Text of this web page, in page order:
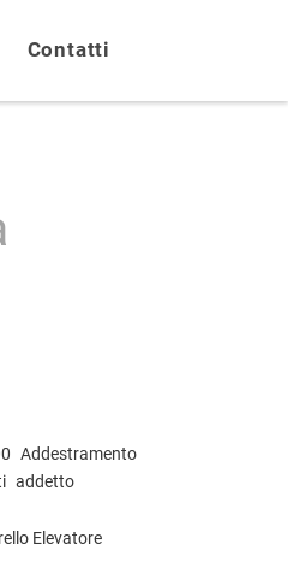
Contatti
Addestramento
addetto
Elevatore